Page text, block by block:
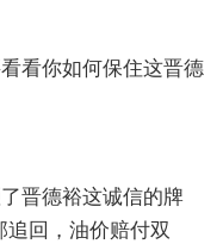
看你如何保住这晋德
晋德裕这诚信的牌
追回，油价赔付双